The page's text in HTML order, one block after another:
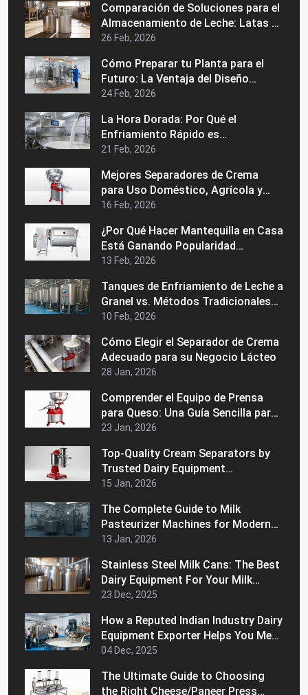
Adecuado
Comparación de Soluciones para el
Almacenamiento de Leche: Latas de
Acero Inoxidable vs. Latas de
26 Feb, 2026
Cómo Preparar tu Planta para el
Futuro: La Ventaja del Diseño
Modular en una Máquina Industrial
24 Feb, 2026
La Hora Dorada: Por Qué el
Enfriamiento Rápido es
Fundamental para la Calidad de la
21 Feb, 2026
Mejores Separadores de Crema
para Uso Doméstico, Agrícola y
Comercial
16 Feb, 2026
¿Por Qué Hacer Mantequilla en Casa
Está Ganando Popularidad
Nuevamente?
13 Feb, 2026
Tanques de Enfriamiento de Leche a
Granel vs. Métodos Tradicionales
de Almacenamiento: ¿Cuál es
10 Feb, 2026
Cómo Elegir el Separador de Crema
Adecuado para su Negocio Lácteo
28 Jan, 2026
Comprender el Equipo de Prensa
para Queso: Una Guía Sencilla para
Principiantes
23 Jan, 2026
Top-Quality Cream Separators by
Trusted Dairy Equipment
Manufacturers in India
15 Jan, 2026
The Complete Guide to Milk
Pasteurizer Machines for Modern
Dairy Processing
13 Jan, 2026
Stainless Steel Milk Cans: The Best
Dairy Equipment For Your Milk
Handling Operations
23 Dec, 2025
How a Reputed Indian Industry Dairy
Equipment Exporter Helps You Meet
International Quality Standards
04 Dec, 2025
The Ultimate Guide to Choosing
the Right Cheese/Paneer Press